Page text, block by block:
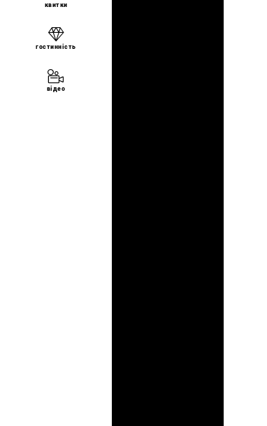
квитки
гостинність
відео